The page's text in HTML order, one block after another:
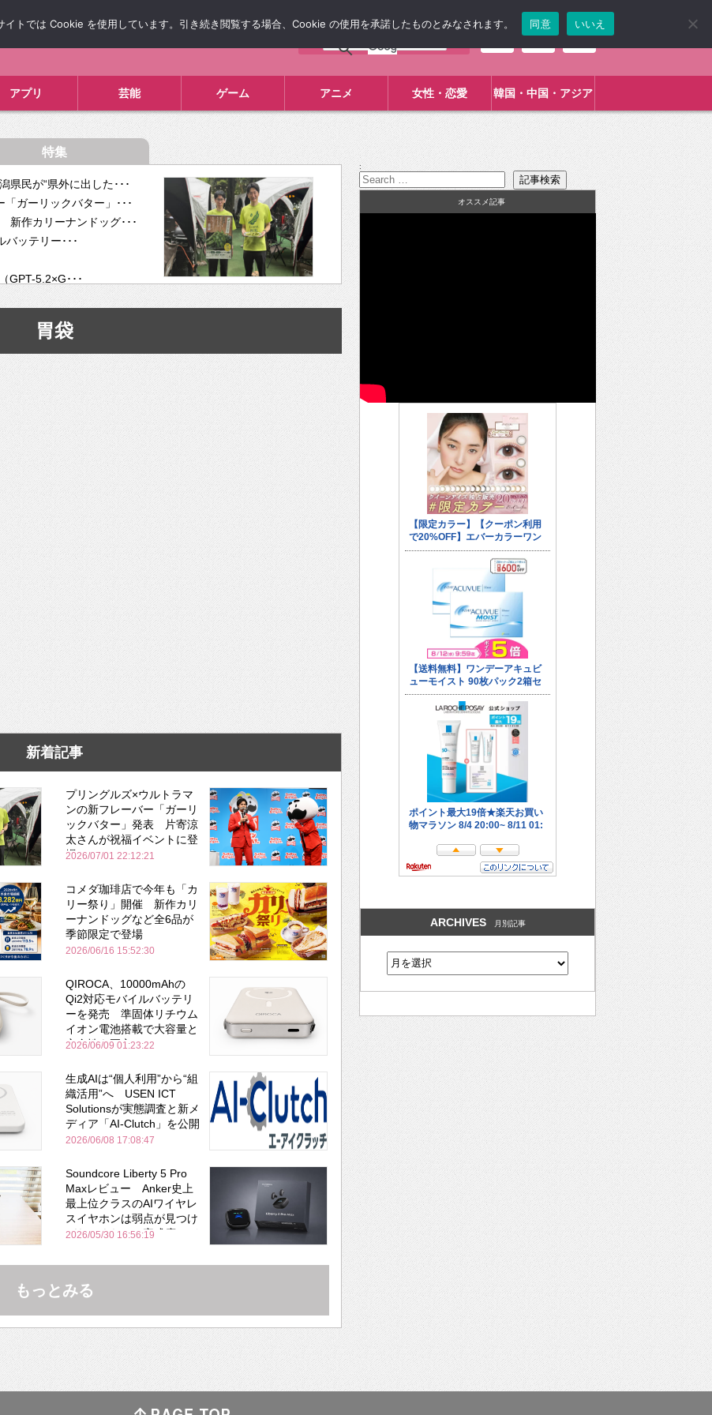
アプリ 芸能 ゲーム アニメ 女性・恋愛 韓国・中国・アジア
特集
県民が“県外に出した･･･
ガーリックバター」･･･
新作カリーナンドッグ･･･
ッテリー･･･
GPT-5.2×G･･･
･･･
、”自分が今話し･･･
いを渡す」 TE･･･
胃袋
新着記事
プリングルズ×ウルトラマ
ンの新フレーバー「ガーリ
ックバター」発表 片寄涼
太さんが祝福イベントに登
場
2026/07/01 22:12:21
コメダ珈琲店で今年も「カ
リー祭り」開催 新作カリ
ーナンドッグなど全6品が
季節限定で登場
2026/06/16 15:52:30
QIROCA、10000mAhの
Qi2対応モバイルバッテリ
ーを発売 準固体リチウム
イオン電池搭載で大容量と
安全性を両立
2026/06/09 01:23:22
生成AIは“個人利用”から“組
織活用”へ USEN ICT
Solutionsが実態調査と新メ
ディア「AI-Clutch」を公開
2026/06/08 17:08:47
Soundcore Liberty 5 Pro
Maxレビュー Anker史上
最上位クラスのAIワイヤレ
スイヤホンは弱点が見つけ
づらいくらいの完成度にび
Bose並み
2026/05/30 16:56:19
もっとみる
:
オススメ記事
ARCHIVES 月別記事
トでは Cookie を使用しています。引き続き閲覧する場合、Cookie の使用を承諾したものとみなされます。 同意 いいえ